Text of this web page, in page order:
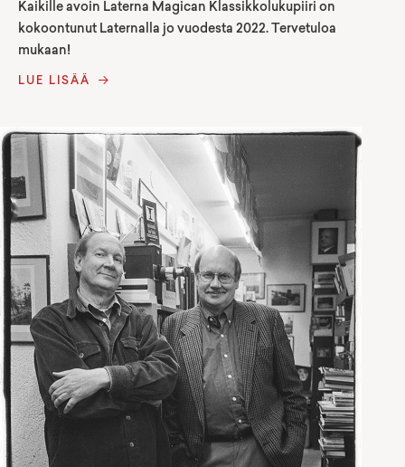
Kaikille avoin Laterna Magican Klassikkolukupiiri on
kokoontunut Laternalla jo vuodesta 2022. Tervetuloa
mukaan!
LUE LISÄÄ